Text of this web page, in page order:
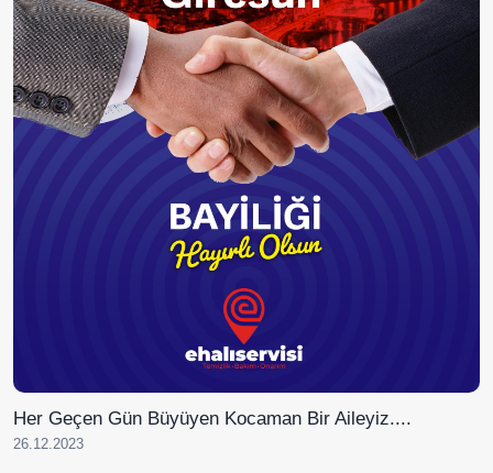
Her Geçen Gün Büyüyen Kocaman Bir Aileyiz....
26.12.2023